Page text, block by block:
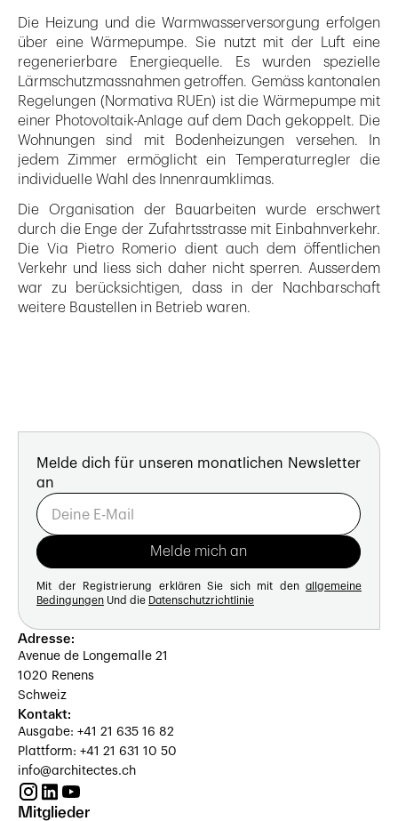
Die Heizung und die Warmwasserversorgung erfolgen
über eine Wärmepumpe. Sie nutzt mit der Luft eine
regenerierbare Energiequelle. Es wurden spezielle
Lärmschutzmassnahmen getroffen. Gemäss kantonalen
Regelungen (Normativa RUEn) ist die Wärmepumpe mit
einer Photovoltaik-Anlage auf dem Dach gekoppelt. Die
Wohnungen sind mit Bodenheizungen versehen. In
jedem Zimmer ermöglicht ein Temperaturregler die
individuelle Wahl des Innenraumklimas.
Die Organisation der Bauarbeiten wurde erschwert
durch die Enge der Zufahrtsstrasse mit Einbahnverkehr.
Die Via Pietro Romerio dient auch dem öffentlichen
Verkehr und liess sich daher nicht sperren. Ausserdem
war zu berücksichtigen, dass in der Nachbarschaft
weitere Baustellen in Betrieb waren.
Melde dich für unseren monatlichen Newsletter
an
Mit der Registrierung erklären Sie sich mit den allgemeine
Bedingungen Und die Datenschutzrichtlinie
Adresse:
Avenue de Longemalle 21
1020 Renens
Schweiz
Kontakt:
Ausgabe: +41 21 635 16 82
Plattform: +41 21 631 10 50
info@architectes.ch
Mitglieder